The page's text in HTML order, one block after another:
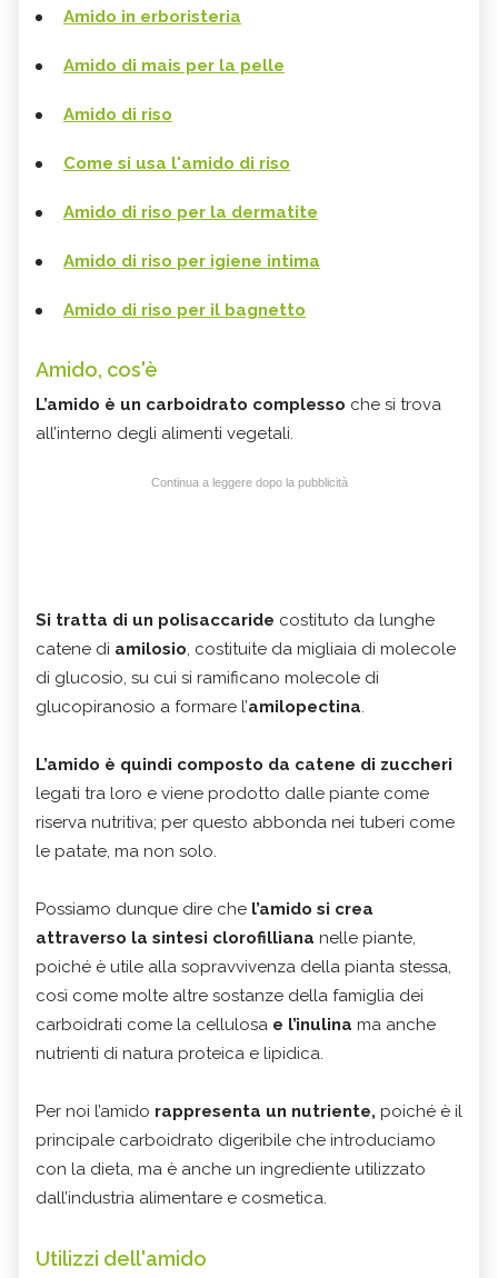
Amido in erboristeria
Amido di mais per la pelle
Amido di riso
Come si usa l'amido di riso
Amido di riso per la dermatite
Amido di riso per igiene intima
Amido di riso per il bagnetto
Amido, cos'è
L’amido è un carboidrato complesso che si trova
all’interno degli alimenti vegetali.
Continua a leggere dopo la pubblicità
Si tratta di un polisaccaride costituto da lunghe
catene di amilosio, costituite da migliaia di molecole
di glucosio, su cui si ramificano molecole di
glucopiranosio a formare l’amilopectina.
L’amido è quindi composto da catene di zuccheri
legati tra loro e viene prodotto dalle piante come
riserva nutritiva; per questo abbonda nei tuberi come
le patate, ma non solo.
Possiamo dunque dire che l’amido si crea
attraverso la sintesi clorofilliana nelle piante,
poiché è utile alla sopravvivenza della pianta stessa,
così come molte altre sostanze della famiglia dei
carboidrati come la cellulosa e l’inulina ma anche
nutrienti di natura proteica e lipidica.
Per noi l’amido rappresenta un nutriente, poiché è il
principale carboidrato digeribile che introduciamo
con la dieta, ma è anche un ingrediente utilizzato
dall’industria alimentare e cosmetica.
Utilizzi dell'amido